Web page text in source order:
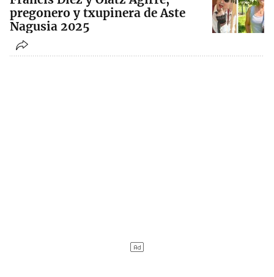
pregonero y txupinera de Aste
Nagusia 2025